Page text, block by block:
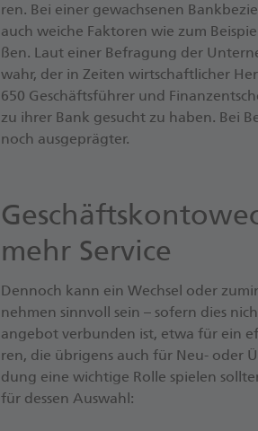
ren. Bei einer ge­wach­se­nen
auch wei­che Fak­to­ren wie zum
ßen. Laut einer Be­fra­gung der
wahr, der in Zei­ten wirt­schaft­li­cher
650 Ge­schäfts­füh­rer und
zu ihrer Bank ge­sucht zu haben. Bei
noch aus­ge­präg­ter.
mehr Service
Den­noch kann ein Wech­sel oder
neh­men sinn­voll sein – so­fern dies
an­ge­bot ver­bun­den ist, etwa für ein
ren, die üb­ri­gens auch für Neu- oder
dung eine wich­ti­ge Rolle spie­len
für des­sen Aus­wahl: